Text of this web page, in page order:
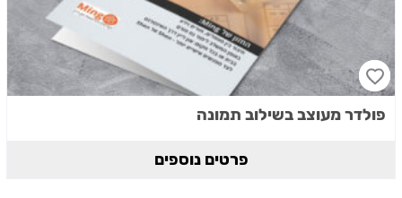
פולדר מעוצב בשילוב תמונה
פרטים נוספים